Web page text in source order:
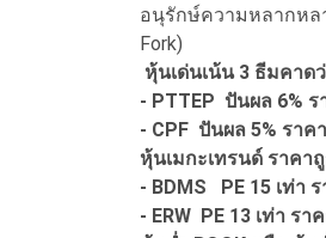
อนุรักษ์ความหลากหล
Fork)
หุ้นเด่นเน้น 3 ธีมคาด
- PTTEP ปันผล 6%
- CPF ปันผล 5% ราค
หุ้นเมกะเทรนด์ ราคา
- BDMS PE 15 เท่า
- ERW PE 13 เท่า ร